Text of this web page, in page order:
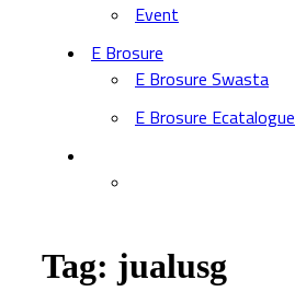
Event
E Brosure
E Brosure Swasta
E Brosure Ecatalogue
Tag: jualusg